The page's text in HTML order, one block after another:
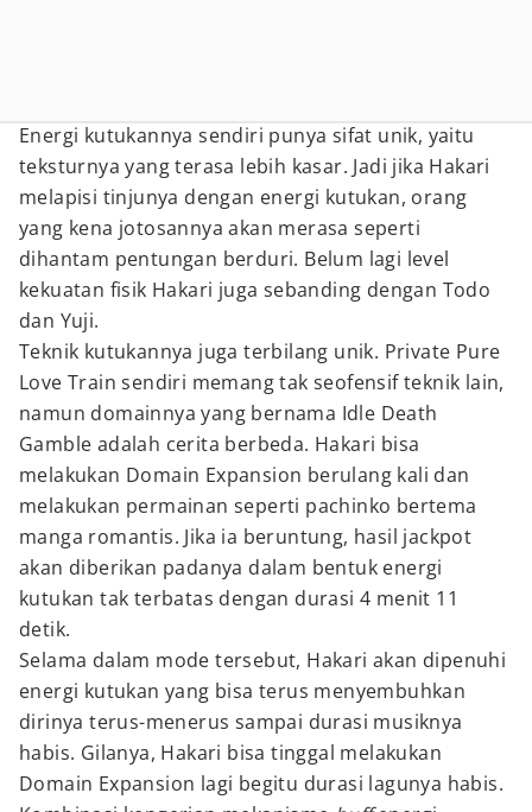
Energi kutukannya sendiri punya sifat unik, yaitu
teksturnya yang terasa lebih kasar. Jadi jika Hakari
melapisi tinjunya dengan energi kutukan, orang
yang kena jotosannya akan merasa seperti
dihantam pentungan berduri. Belum lagi level
kekuatan fisik Hakari juga sebanding dengan Todo
dan Yuji.
Teknik kutukannya juga terbilang unik. Private Pure
Love Train sendiri memang tak seofensif teknik lain,
namun domainnya yang bernama Idle Death
Gamble adalah cerita berbeda. Hakari bisa
melakukan Domain Expansion berulang kali dan
melakukan permainan seperti pachinko bertema
manga romantis. Jika ia beruntung, hasil jackpot
akan diberikan padanya dalam bentuk energi
kutukan tak terbatas dengan durasi 4 menit 11
detik.
Selama dalam mode tersebut, Hakari akan dipenuhi
energi kutukan yang bisa terus menyembuhkan
dirinya terus-menerus sampai durasi musiknya
habis. Gilanya, Hakari bisa tinggal melakukan
Domain Expansion lagi begitu durasi lagunya habis.